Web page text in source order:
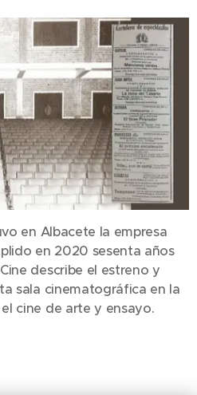
en Albacete la empresa
en 2020 sesenta años
describe el estreno y
sala cinematográfica en la
cine de arte y ensayo.